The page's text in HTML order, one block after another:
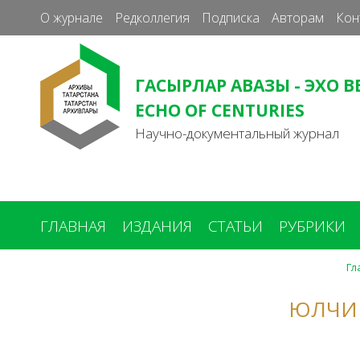
О журнале Редколлегия Подписка Авторам
ГАСЫРЛАР АВАЗЫ - ЭХО
ECHO OF CENTURIES
Научно-документальный журнал
ГЛАВНАЯ ИЗДАНИЯ СТАТЬИ РУБРИКИ